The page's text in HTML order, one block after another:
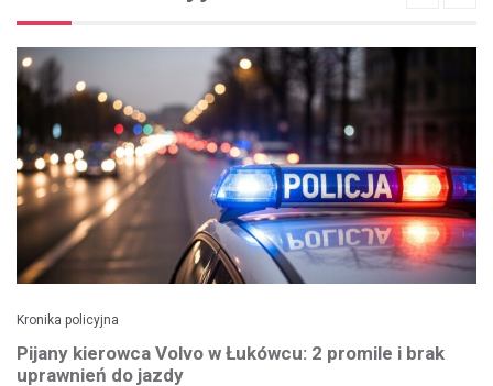
Kronika policyjna
Pijany kierowca Volvo w Łukówcu: 2 promile i brak
uprawnień do jazdy